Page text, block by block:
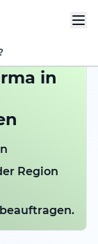
in
Region